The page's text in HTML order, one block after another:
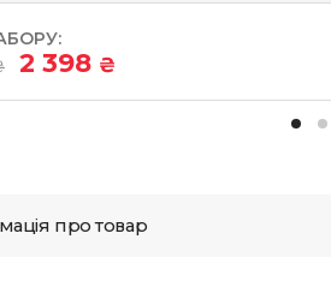
2 398 ₴
про товар